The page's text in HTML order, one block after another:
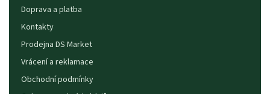
Doprava a platba
Kontakty
Prodejna DS Market
Vrácení a reklamace
Obchodní podmínky